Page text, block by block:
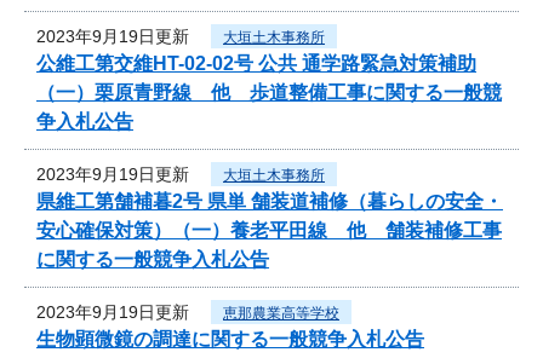
2023年9月19日更新 大垣土木事務所
公維工第交維HT-02-02号 公共 通学路緊急対策補助
（一）栗原青野線 他 歩道整備工事に関する一般競
争入札公告
2023年9月19日更新 大垣土木事務所
県維工第舗補暮2号 県単 舗装道補修（暮らしの安全・
安心確保対策）（一）養老平田線 他 舗装補修工事
に関する一般競争入札公告
2023年9月19日更新 恵那農業高等学校
生物顕微鏡の調達に関する一般競争入札公告